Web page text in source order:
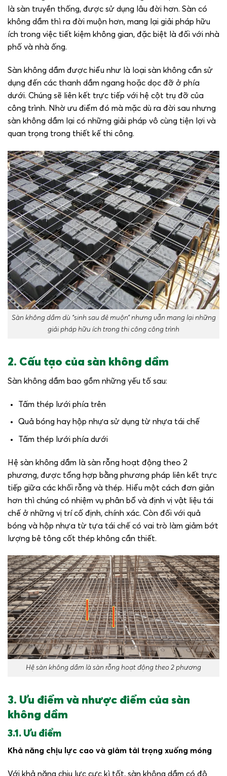
là sàn truyền thống, được sử dụng lâu đời hơn. Sàn có
không dầm thì ra đời muộn hơn, mang lại giải pháp hữu
ích trong việc tiết kiệm không gian, đặc biệt là đối với nhà
phố và nhà ống.
Sàn không dầm được hiểu như là loại sàn không cần sử
dụng đến các thanh dầm ngang hoặc dọc đỡ ở phía
dưới. Chúng sẽ liên kết trực tiếp với hệ cột trụ đỡ của
công trình. Nhờ ưu điểm đó mà mặc dù ra đời sau nhưng
sàn không dầm lại có những giải pháp vô cùng tiện lợi và
quan trọng trong thiết kế thi công.
Sàn không dầm dù “sinh sau đẻ muộn” nhưng vẫn mang lại những
giải pháp hữu ích trong thi công công trình
2. Cấu tạo của sàn không dầm
Sàn không dầm bao gồm những yếu tố sau:
Tấm thép lưới phía trên
Quả bóng hay hộp nhựa sử dụng từ nhựa tái chế
Tấm thép lưới phía dưới
Hệ sàn không dầm là sàn rỗng hoạt động theo 2
phương, được tổng hợp bằng phương pháp liên kết trực
tiếp giữa các khối rỗng và thép. Hiểu một cách đơn giản
hơn thì chúng có nhiệm vụ phân bổ và định vị vật liệu tái
chế ở những vị trí cố định, chính xác. Còn đối với quả
bóng và hộp nhựa từ tựa tái chế có vai trò làm giảm bớt
lượng bê tông cốt thép không cần thiết.
Hệ sàn không dầm là sàn rỗng hoạt động theo 2 phương
3. Ưu điểm và nhược điểm của sàn
không dầm
3.1. Ưu điểm
Khả năng chịu lực cao và giảm tải trọng xuống móng
Với khả năng chịu lực cực kì tốt, sàn không dầm có độ